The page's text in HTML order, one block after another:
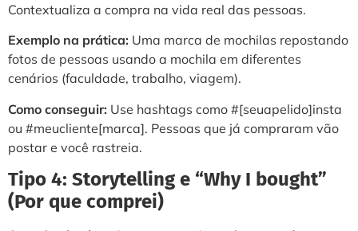
Contextualiza a compra na vida real das pessoas.
Exemplo na prática: Uma marca de mochilas repostando
fotos de pessoas usando a mochila em diferentes
cenários (faculdade, trabalho, viagem).
Como conseguir: Use hashtags como #[seuapelido]insta
ou #meucliente[marca]. Pessoas que já compraram vão
postar e você rastreia.
Tipo 4: Storytelling e “Why I bought”
(Por que comprei)